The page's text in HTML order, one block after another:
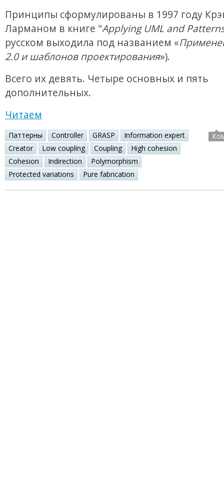
Принципы сформулированы в 1997 году
Ларманом в книге "Applying UML and
русском выходила под названием «
2.0 и шаблонов проектирования»).
Всего их девять. Четыре основных и пять
дополнительных.
Читаем
Паттерны Controller GRASP
Information expert
Creator
Low coupling Coupling
High cohesion
Cohesion
Indirection
Polymorphism
Protected variations
Pure fabrication